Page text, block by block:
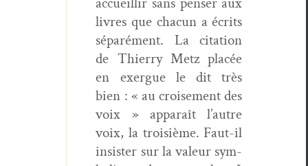
livres que cha­cun a écrits
séparé­ment. La cita­tion
de Thier­ry Metz placée
en exer­gue le dit très
bien : « au croise­ment des
voix » appa­raît l’autre
voix, la troisième. Faut-il
insis­ter sur la valeur sym­